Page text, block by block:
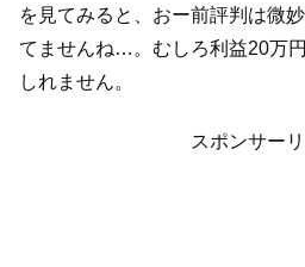
を見てみると、おー前評判は微
てませんね…。むしろ利益20万
しれません。
スポンサー